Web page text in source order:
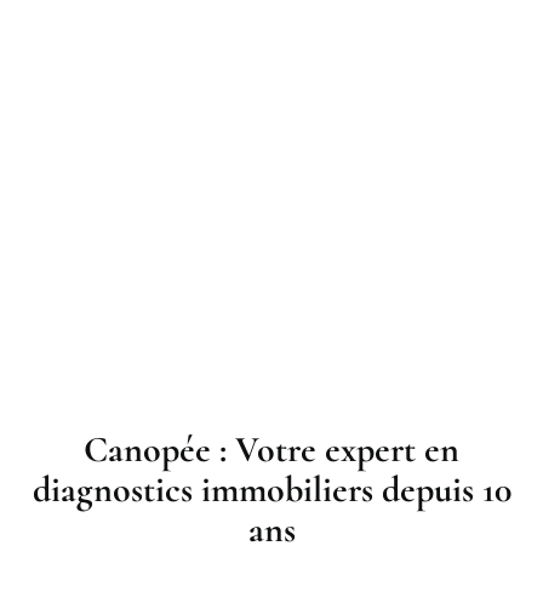
Canopée : Votre expert en
diagnostics immobiliers depuis 10
ans